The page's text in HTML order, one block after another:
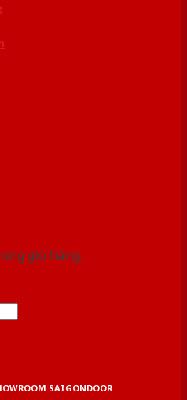
giỏ hàng.
SAIGONDOOR